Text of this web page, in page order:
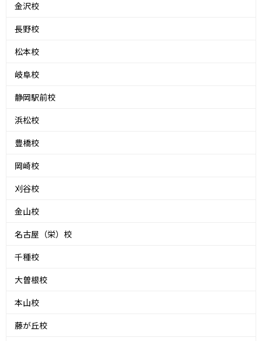
金沢校
長野校
松本校
岐阜校
静岡駅前校
浜松校
豊橋校
岡崎校
刈谷校
金山校
名古屋（栄）校
千種校
大曽根校
本山校
藤が丘校